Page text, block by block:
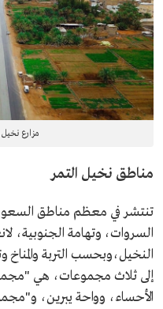
مزارع
مناطق نخيل التمر
تنتشر في معظم مناطق
السروات، وتهامة الجنوبية،
النخيل،وبحسب التربة والمناخ
إلى ثلاث مجموعات، هي
الأحساء، وواحة يبرين،